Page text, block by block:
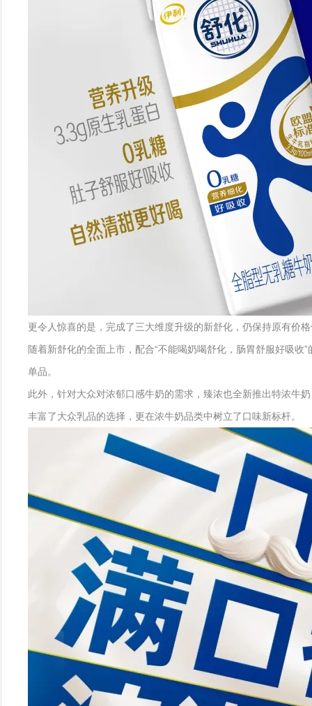
更令人惊喜的是，完成了三大维度升级的新舒化，仍保持原有价
随着新舒化的全面上市，配合“不能喝奶喝舒化，肠胃舒服好吸
单品。
此外，针对大众对浓郁口感牛奶的需求，臻浓也全新推出特浓牛
丰富了大众乳品的选择，更在浓牛奶品类中树立了口味新标杆。